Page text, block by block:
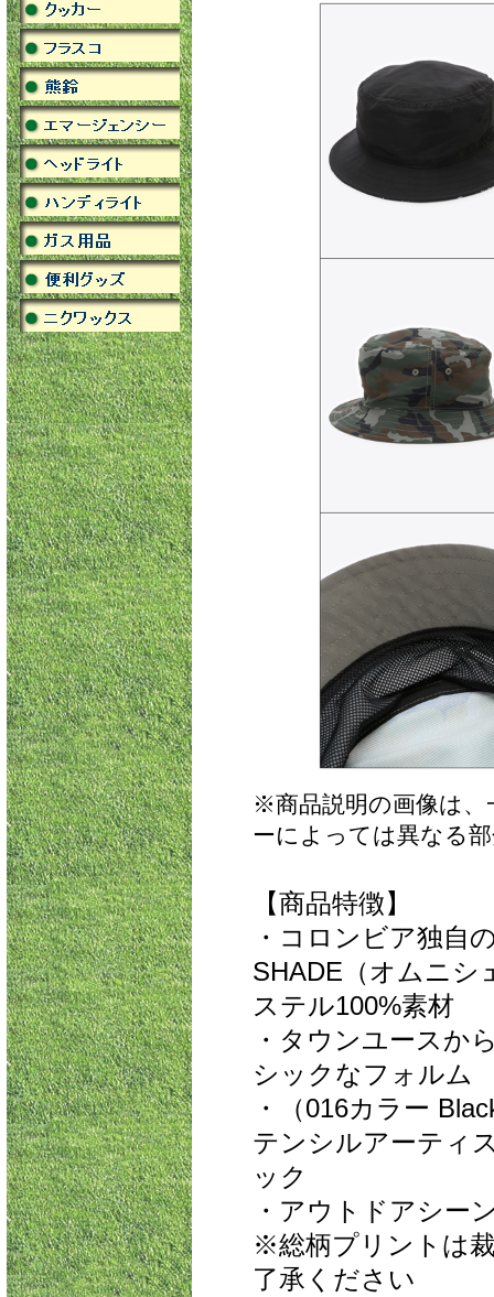
※商品説明の画像は
ーによっては異なる
【商品特徴】
・コロンビア独自
SHADE（オムニシ
ステル100%素材
・タウンユースか
シックなフォルム
・（016カラー
テンシルアーティ
ック
・アウトドアシー
※総柄プリントは
了承ください